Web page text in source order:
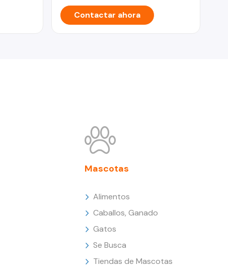
Contactar ahora
Mascotas
Alimentos
Caballos, Ganado
Gatos
Se Busca
Tiendas de Mascotas